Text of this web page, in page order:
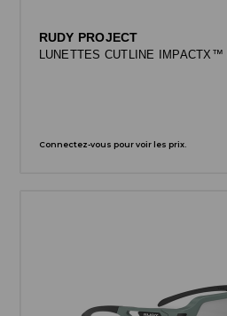
RUDY PROJECT
LUNETTES CUTLINE IMPACTX™
Connectez-vous pour voir les prix.